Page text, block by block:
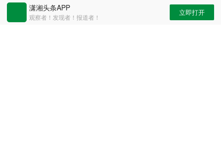
潇湘头条APP
观察者！发现者！报道者！
立即打开